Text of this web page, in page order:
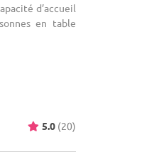
d’accueil
en table
5.0 (20)